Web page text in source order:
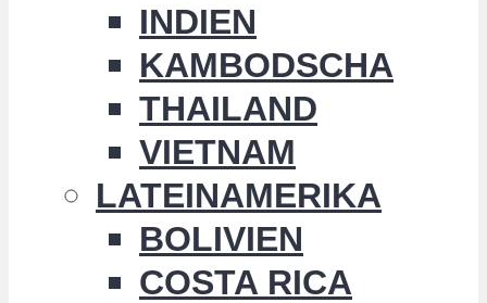
INDIEN
KAMBODSCHA
THAILAND
VIETNAM
LATEINAMERIKA
BOLIVIEN
COSTA RICA